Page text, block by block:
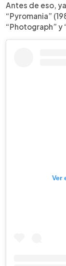
Antes de eso,
“Pyromania”
“Photograph” y
Ver